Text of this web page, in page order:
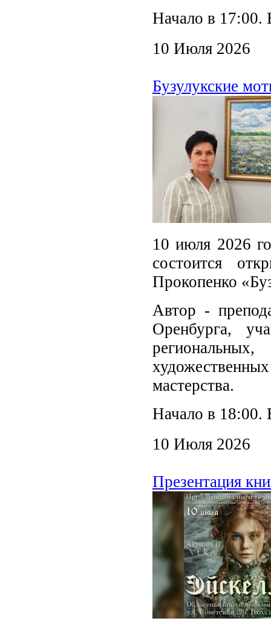
Начало в 17:00.
10 Июля 2026
Бузулукские
10 июля 2026
состоится
Прокопенко
Автор -
Оренбурга,
мастерства.
Начало в 18:00.
10 Июля 2026
Презентация